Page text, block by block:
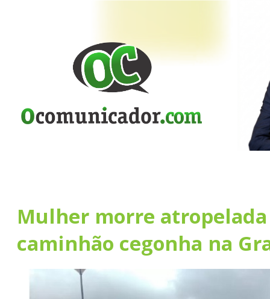
Mulher morre
caminhão cegonha na